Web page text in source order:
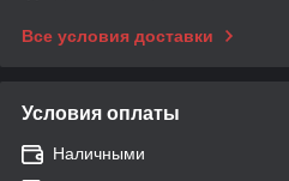
Все условия доставки
Условия оплаты
Наличными